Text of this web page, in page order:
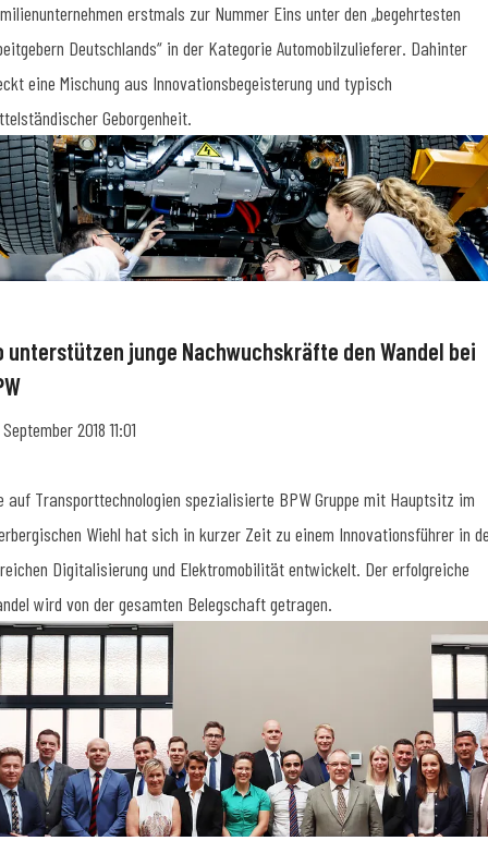
erstmals zur Nummer Eins unter den „begehrtesten
Deutschlands“ in der Kategorie Automobilzulieferer. Dahinter
eine Mischung aus Innovationsbegeisterung und typisch
Geborgenheit.
unterstützen junge Nachwuchskräfte den Wandel bei
2018 11:01
auf Transporttechnologien spezialisierte BPW Gruppe mit Hauptsitz im
Wiehl hat sich in kurzer Zeit zu einem Innovationsführer in
Digitalisierung und Elektromobilität entwickelt. Der erfolgreiche
wird von der gesamten Belegschaft getragen.